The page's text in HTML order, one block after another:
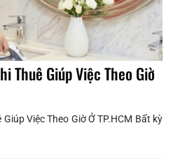
Thuê Giúp Việc Theo Giờ
Việc Theo Giờ Ở TP.HCM Bất kỳ